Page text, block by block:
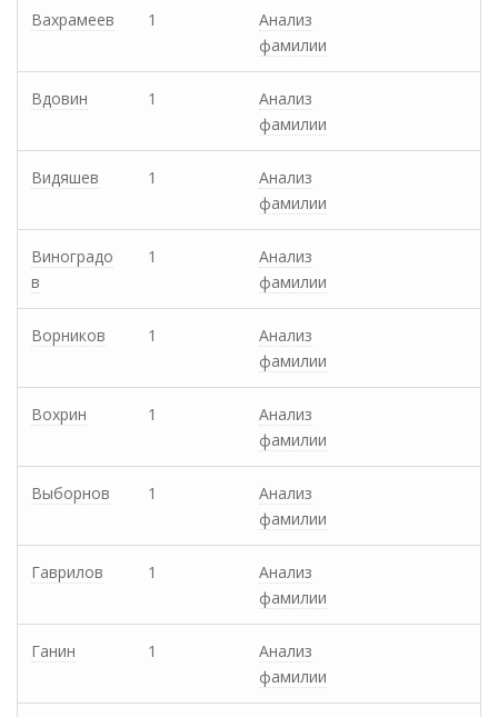
Вахрамеев 1
Анализ
фамилии
Вдовин 1
Анализ
фамилии
Видяшев 1
Анализ
фамилии
Виноградо
в
1
Анализ
фамилии
Ворников 1
Анализ
фамилии
Вохрин 1
Анализ
фамилии
Выборнов 1
Анализ
фамилии
Гаврилов 1
Анализ
фамилии
Ганин 1
Анализ
фамилии